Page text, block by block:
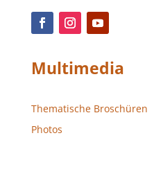
Multimedia
Thematische Broschüren
Photos